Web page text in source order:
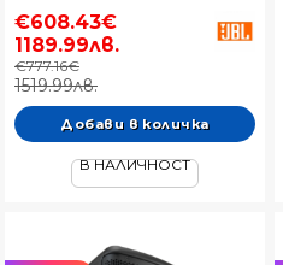
€608.43€
1189.99лв.
€777.16€
1519.99лв.
В НАЛИЧНОСТ